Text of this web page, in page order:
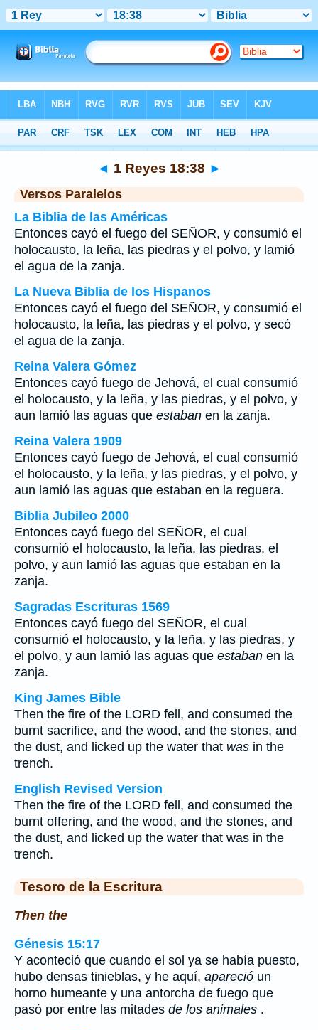
>1 Reyes Capítulo 18 > Verso 38
◄ 1 Reyes 18:38 ►
Versos Paralelos
La Biblia de las Américas
Entonces cayó el fuego del SEÑOR, y consumió el
holocausto, la leña, las piedras y el polvo, y lamió
el agua de la zanja.
La Nueva Biblia de los Hispanos
Entonces cayó el fuego del SEÑOR, y consumió el
holocausto, la leña, las piedras y el polvo, y secó
el agua de la zanja.
Reina Valera Gómez
Entonces cayó fuego de Jehová, el cual consumió
el holocausto, y la leña, y las piedras, y el polvo, y
aun lamió las aguas que estaban en la zanja.
Reina Valera 1909
Entonces cayó fuego de Jehová, el cual consumió
el holocausto, y la leña, y las piedras, y el polvo, y
aun lamió las aguas que estaban en la reguera.
Biblia Jubileo 2000
Entonces cayó fuego del SEÑOR, el cual
consumió el holocausto, la leña, las piedras, el
polvo, y aun lamió las aguas que estaban en la
zanja.
Sagradas Escrituras 1569
Entonces cayó fuego del SEÑOR, el cual
consumió el holocausto, y la leña, y las piedras, y
el polvo, y aun lamió las aguas que estaban en la
zanja.
King James Bible
Then the fire of the LORD fell, and consumed the
burnt sacrifice, and the wood, and the stones, and
the dust, and licked up the water that was in the
trench.
English Revised Version
Then the fire of the LORD fell, and consumed the
burnt offering, and the wood, and the stones, and
the dust, and licked up the water that was in the
trench.
Tesoro de la Escritura
Then the
Génesis 15:17
Y aconteció que cuando el sol ya se había puesto,
hubo densas tinieblas, y he aquí, apareció un
horno humeante y una antorcha de fuego que
pasó por entre las mitades de los animales .